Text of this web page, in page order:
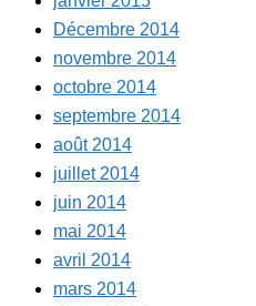
Décembre 2014
novembre 2014
octobre 2014
septembre 2014
août 2014
juillet 2014
juin 2014
mai 2014
avril 2014
mars 2014